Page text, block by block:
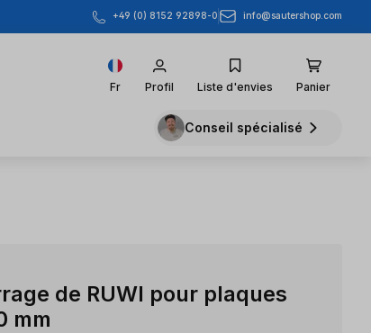
+49 (0) 8152 92898-0 info@sautershop.com
Fr Profil Liste d'envies Panier
Conseil spécialisé
de RUWI pour plaques
mm